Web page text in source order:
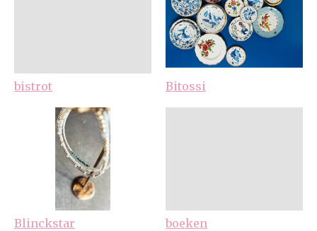
bistrot Bitossi
Blinckstar boeken